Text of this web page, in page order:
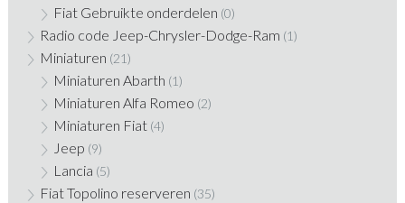
Fiat Gebruikte onderdelen (0)
Radio code Jeep-Chrysler-Dodge-Ram (1)
Miniaturen (21)
Miniaturen Abarth (1)
Miniaturen Alfa Romeo (2)
Miniaturen Fiat (4)
Jeep (9)
Lancia (5)
Fiat Topolino reserveren (35)